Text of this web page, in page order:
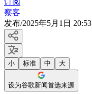
订阅
察客
发布/2025年5月1日 20:53
小 标准 中 大
设为谷歌新闻首选来源